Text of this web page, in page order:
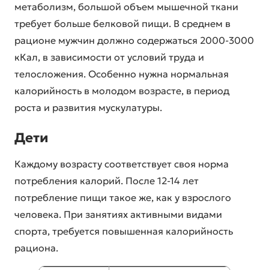
метаболизм, большой объем мышечной ткани
требует больше белковой пищи. В среднем в
рационе мужчин должно содержаться 2000-3000
кКал, в зависимости от условий труда и
телосложения. Особенно нужна нормальная
калорийность в молодом возрасте, в период
роста и развития мускулатуры.
Дети
Каждому возрасту соответствует своя норма
потребления калорий. После 12-14 лет
потребление пищи такое же, как у взрослого
человека. При занятиях активными видами
спорта, требуется повышенная калорийность
рациона.